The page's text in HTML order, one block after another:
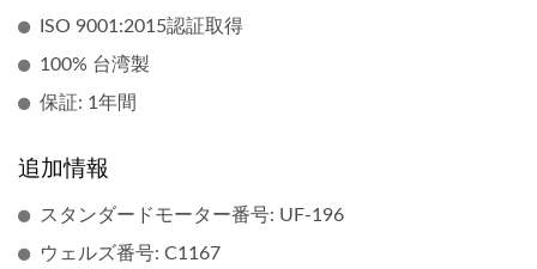
ISO 9001:2015認証取得
100% 台湾製
保証: 1年間
追加情報
スタンダードモーター番号: UF-196
ウェルズ番号: C1167